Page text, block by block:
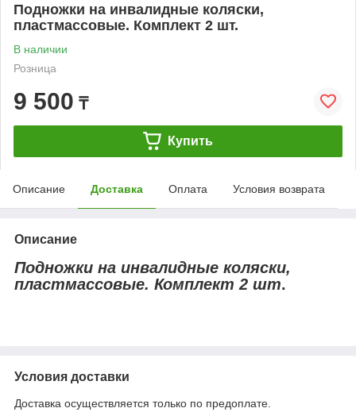
Подножки на инвалидные коляски,
пластмассовые. Комплект 2 шт.
В наличии
Розница
9 500 ₸
Купить
Описание Доставка Оплата Условия возврата
Описание
Подножки на инвалидные коляски,
пластмассовые. Комплект 2 шт.
Условия доставки
Доставка осуществляется только по предоплате.